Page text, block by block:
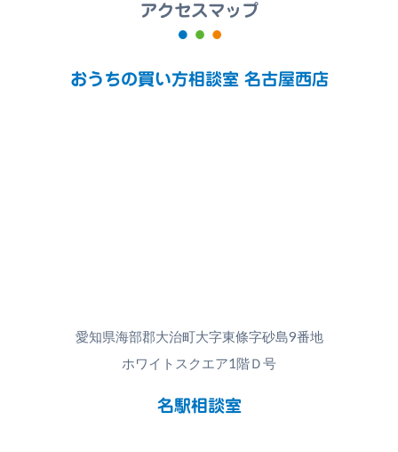
アクセスマップ
おうちの買い方相談室 名古屋西店
愛知県海部郡大治町大字東條字砂島9番地
ホワイトスクエア1階Ｄ号
名駅相談室